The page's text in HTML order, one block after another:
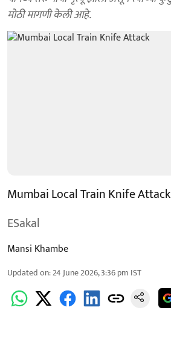
मोठी मागणी केली आहे.
Mumbai Local Train Knife Attack
ESakal
Mansi Khambe
Updated on:24 June 2026, 3:36 pm IST